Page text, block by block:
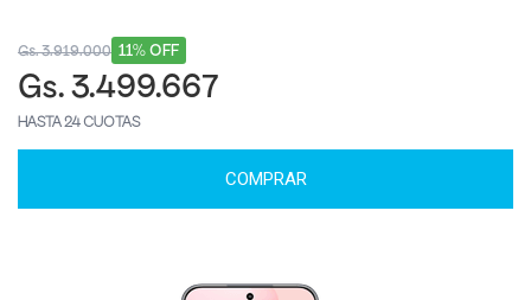
11% OFF
Gs. 3.919.000
Gs. 3.499.667
HASTA 24 CUOTAS
COMPRAR